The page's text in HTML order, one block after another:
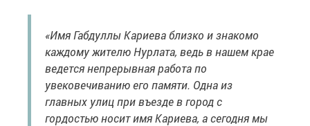
«Имя Габдуллы Кариева близко и знакомо
каждому жителю Нурлата, ведь в нашем крае
ведется непрерывная работа по
увековечиванию его памяти. Одна из
главных улиц при въезде в город с
гордостью носит имя Кариева, а сегодня мы